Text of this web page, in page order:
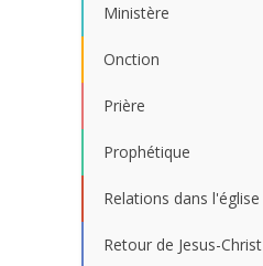
Ministère
Onction
Prière
Prophétique
Relations dans l'église
Retour de Jesus-Christ